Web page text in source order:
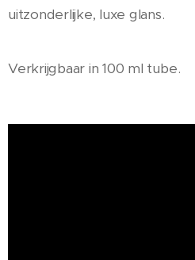
uitzonderlijke, luxe glans.
Verkrijgbaar in 100 ml tube.